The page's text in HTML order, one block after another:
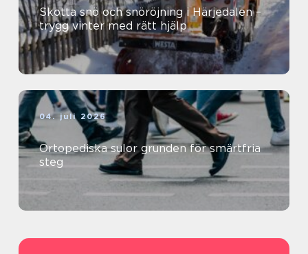
Skotta snö och snöröjning i Härjedalen –
trygg vinter med rätt hjälp
04. juli 2026
Ortopediska sulor grunden för smärtfria
steg